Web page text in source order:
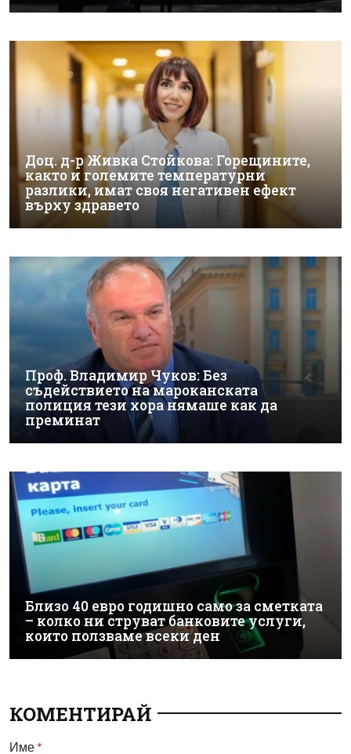
Доц. д-р Живка Стойкова: Горещините,
както и големите температурни
разлики, имат своя негативен ефект
върху здравето
Проф. Владимир Чуков: Без
съдействието на мароканската
полиция тези хора нямаше как да
преминат
Близо 40 евро годишно само за сметката
– колко ни струват банковите услуги,
които ползваме всеки ден
КОМЕНТИРАЙ
Име *